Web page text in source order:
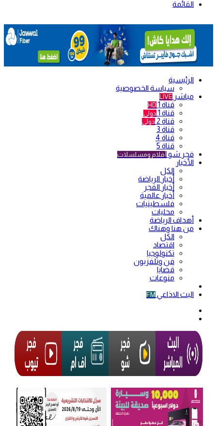
القائمة
الرئيسية
سياسة الخصوصية
مباشر LIVE
قناة 1 HD
قناة 1 دولي
قناة 2 دولي
قناة 3
قناة 4
قناة 5
فجر شو أفلام ومسلسلات
الأخبار
الكل
أخبار الرياضة
أخبار الفجر
أخبار عالمية
فلسطينيات
محليات
أهداف الرياضة
من هنا وهناك
الكل
اقتصاد
تكنولوجيا
فن وتلفزيون
قضايا
منوعات
البث الاذاعي FM